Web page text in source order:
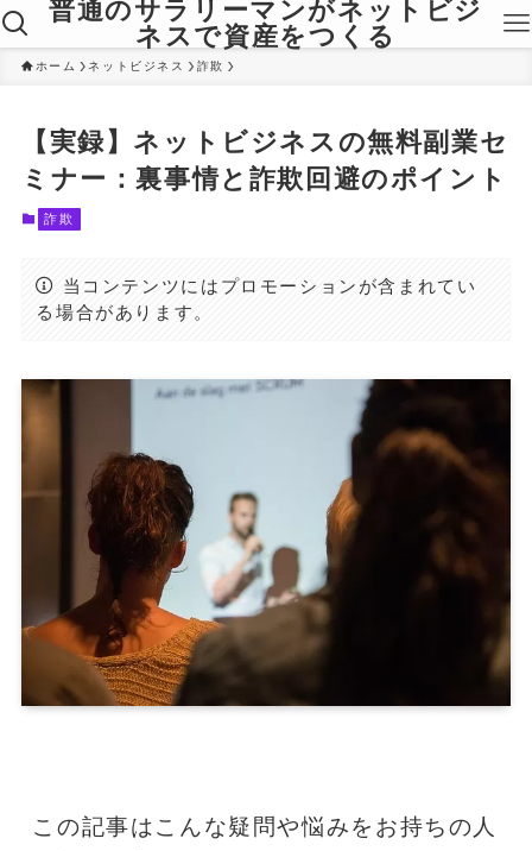
普通のサラリーマンがネットビジ
ネスで資産をつくる
ホーム ネットビジネス 詐欺
【実録】ネットビジネスの無料副業セ
ミナー：裏事情と詐欺回避のポイント
詐欺
当コンテンツにはプロモーションが含まれてい
る場合があります。
この記事はこんな疑問や悩みをお持ちの人